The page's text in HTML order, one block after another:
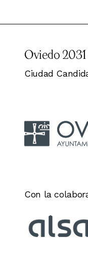
Oviedo 2031
Ciudad
Con la